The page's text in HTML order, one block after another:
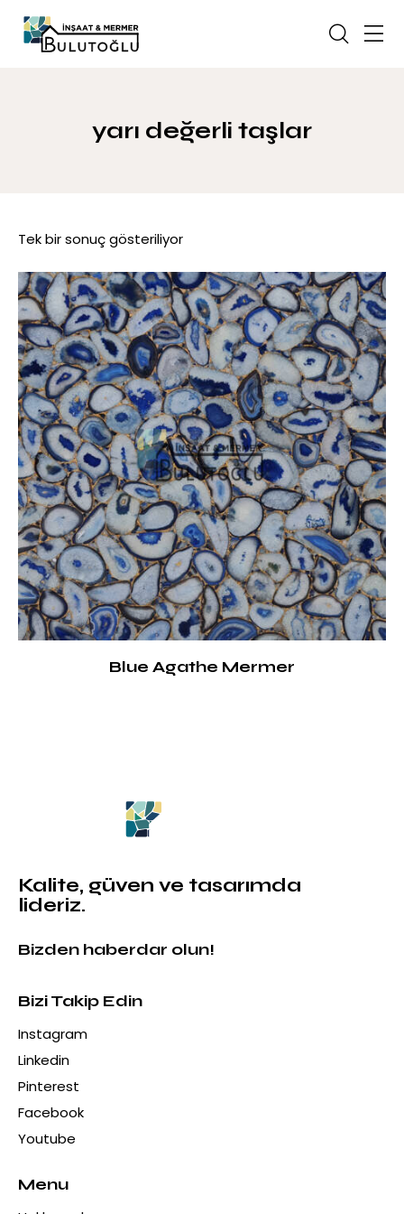
yarı değerli taşlar
Tek bir sonuç gösteriliyor
Blue Agathe Mermer
Kalite, güven ve tasarımda
lideriz.
Bizden haberdar olun!
Bizi Takip Edin
Instagram
Linkedin
Pinterest
Facebook
Youtube
Menu